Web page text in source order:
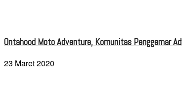
Ontahood Moto Adventure, Komunitas Penggemar
23 Maret 2020